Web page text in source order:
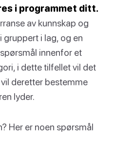
i programmet ditt.
av kunnskap og
gruppert i lag, og en
innenfor et
i dette tilfellet vil det
deretter bestemme
lyder.
Her er noen spørsmål